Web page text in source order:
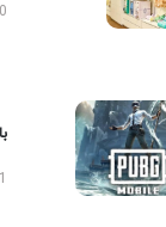
20 تیر 1405